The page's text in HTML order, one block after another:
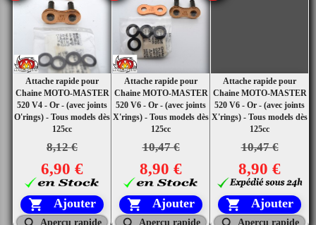
Attache rapide pour
Chaine MOTO-MASTER
520 V4 - Or - (avec joints
O'rings) - Tous models dès
125cc
8,12 €
6,90 €
 Ajouter
Aperçu rapide
Attache rapide pour
Chaine MOTO-MASTER
520 V6 - Or - (avec joints
X'rings) - Tous models dès
125cc
10,47 €
8,90 €
 Ajouter
Aperçu rapide
Attache rapide pour
Chaine MOTO-MASTER
520 V6 - Or - (avec joints
X'rings) - Tous models dès
125cc
10,47 €
8,90 €
 Ajouter
Aperçu rapide